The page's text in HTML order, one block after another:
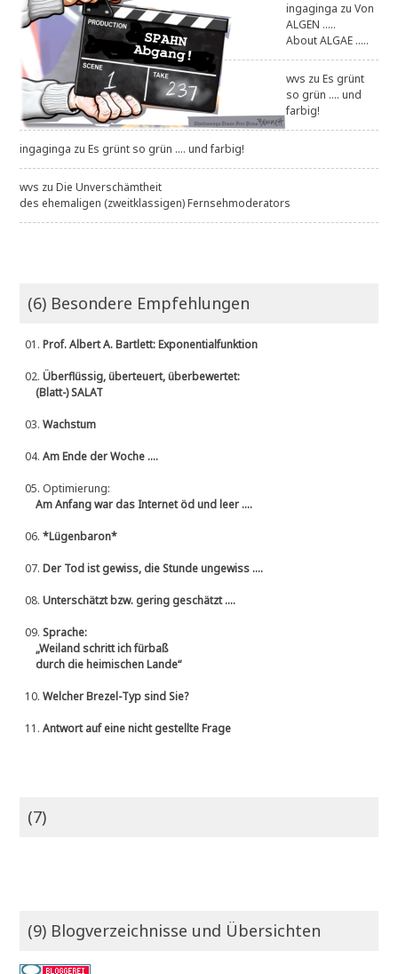
ingaginga zuVon
ALGEN .....
About ALGAE .....
wvs zuEs grünt
so grün .... und
farbig!
ingaginga zuEs grünt so grün .... und farbig!
wvs zuDie Unverschämtheit
des ehemaligen (zweitklassigen) Fernsehmoderators
(6) Besondere Empfehlungen
01.Prof. Albert A. Bartlett: Exponentialfunktion
02.Überflüssig, überteuert, überbewertet:
(Blatt-) SALAT
03.Wachstum
04.Am Ende der Woche ....
05. Optimierung:
Am Anfang war das Internet öd und leer ....
06.*Lügenbaron*
07.Der Tod ist gewiss, die Stunde ungewiss ....
08.Unterschätzt bzw. gering geschätzt ....
09.Sprache:
„Weiland schritt ich fürbaß
durch die heimischen Lande“
10.Welcher Brezel-Typ sind Sie?
11.Antwort auf eine nicht gestellte Frage
(7)
(9) Blogverzeichnisse und Übersichten